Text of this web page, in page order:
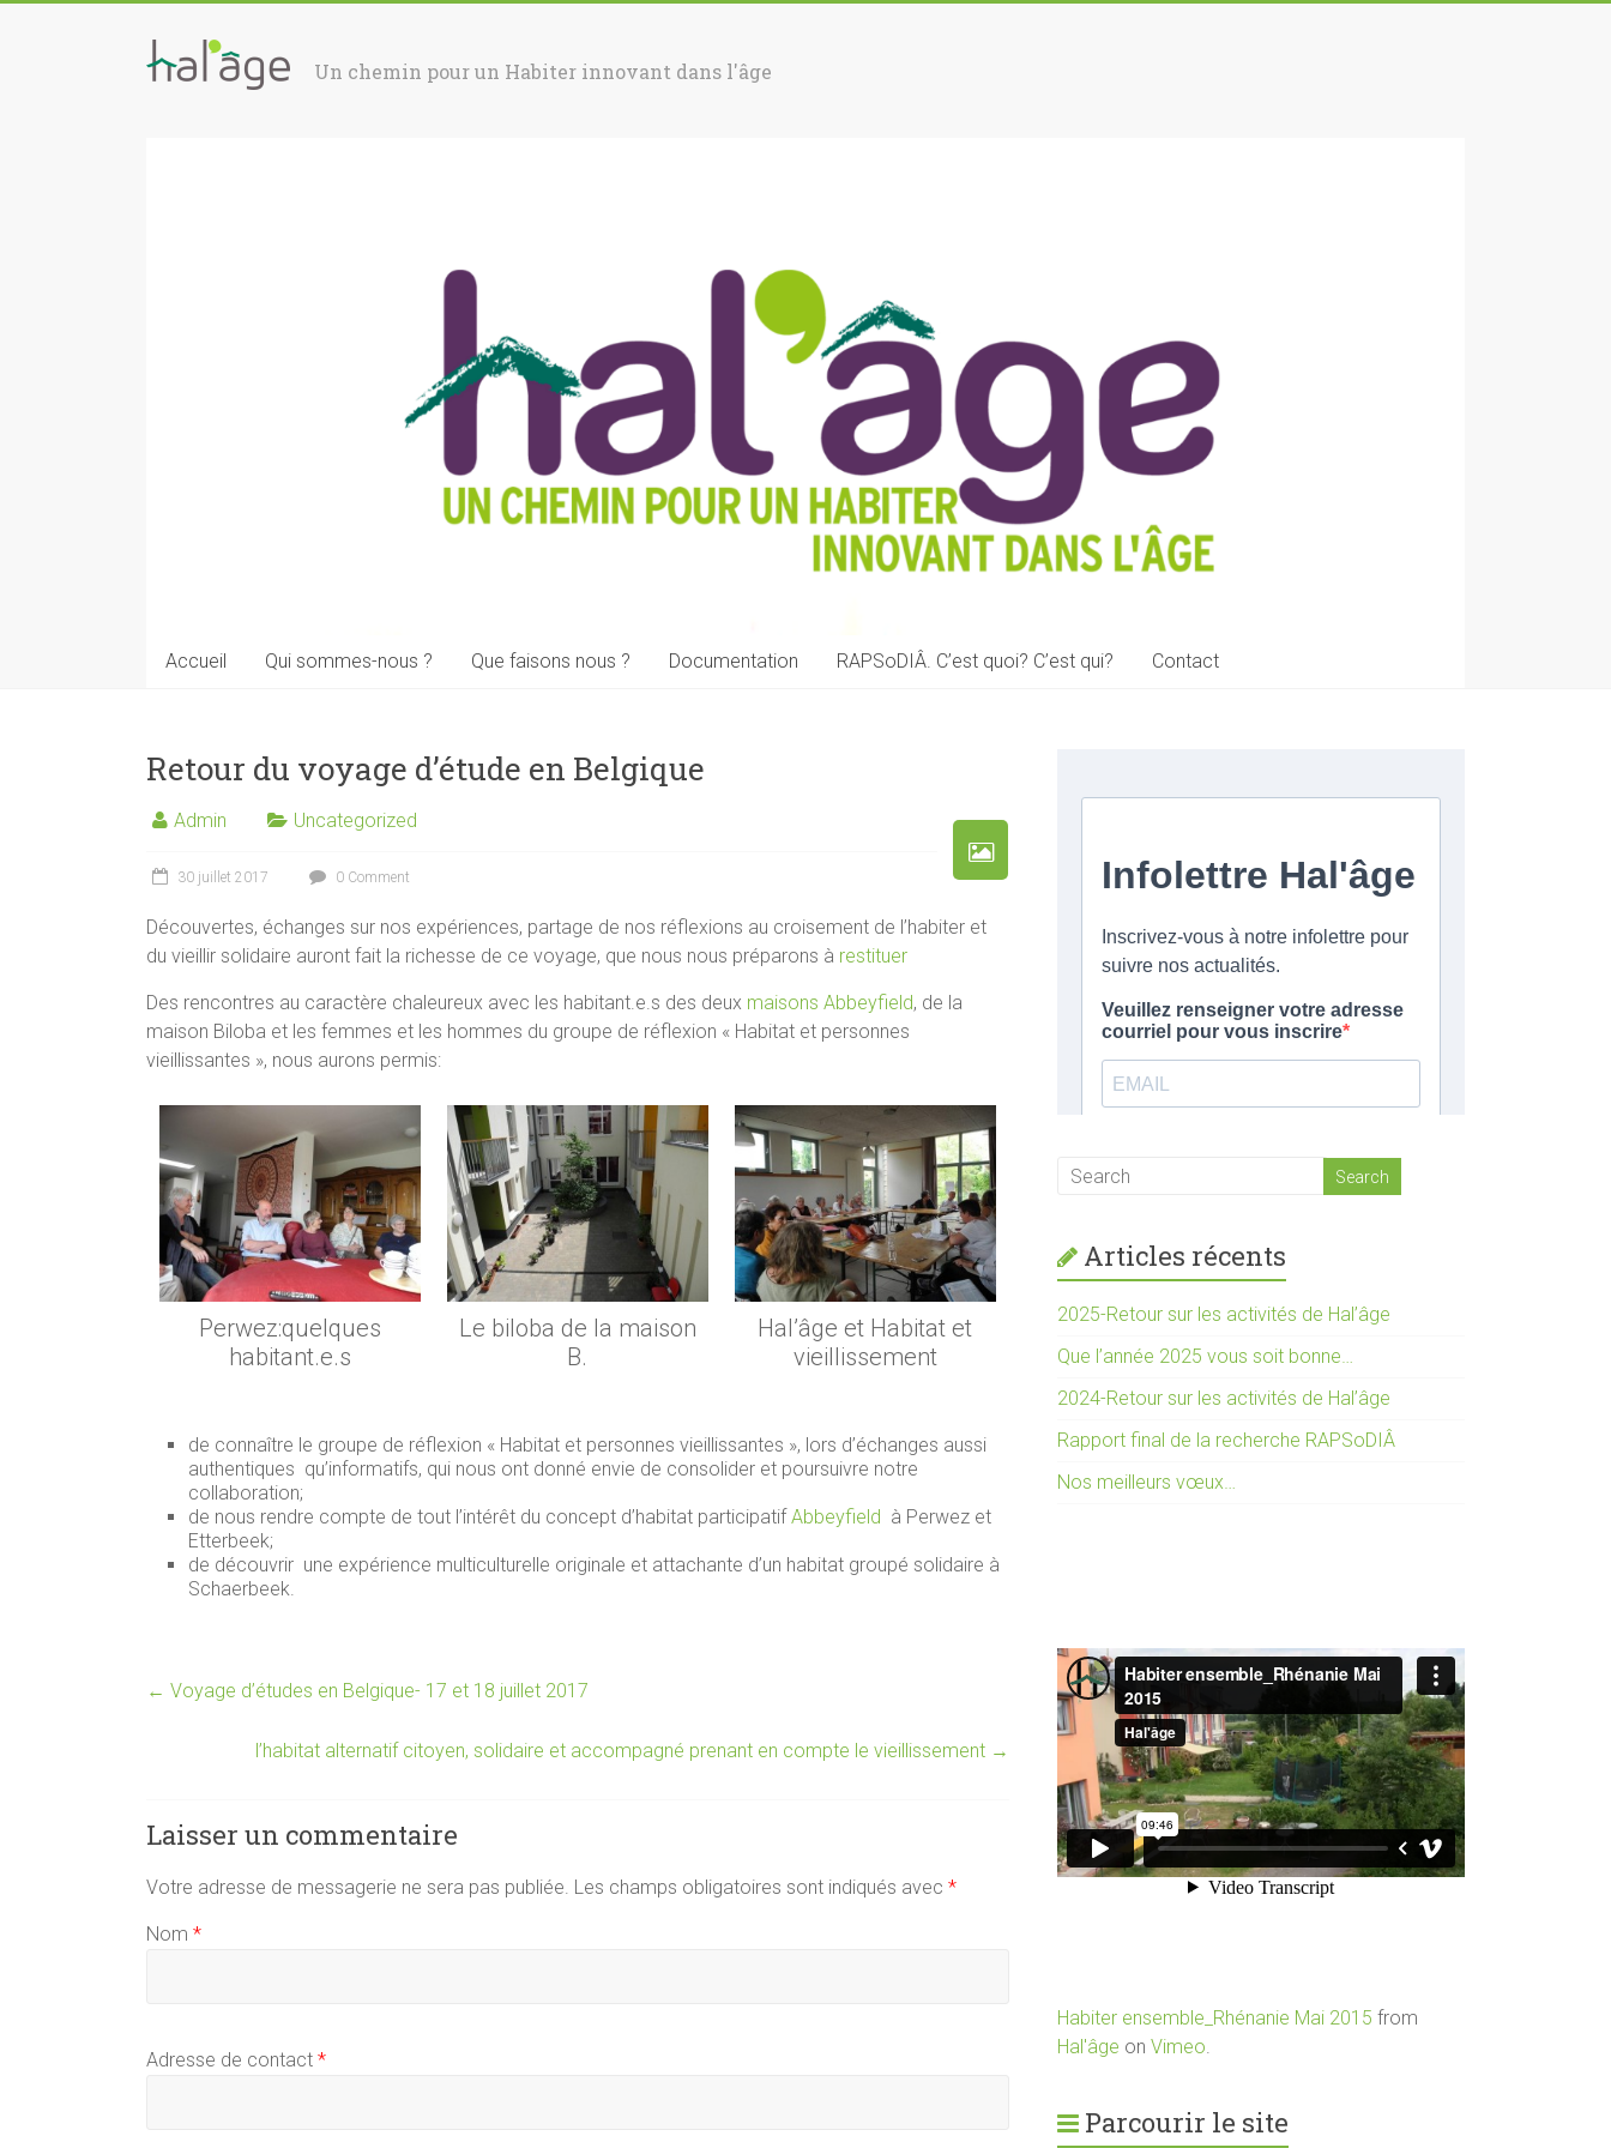
Un chemin pour un Habiter innovant dans l'âge
Accueil Qui sommes-nous ? Que faisons nous ? Documentation RAPSoDIÂ. C’est quoi? C’est qui? Contact
Retour du voyage d’étude en Belgique
Admin Uncategorized
30 juillet 2017 0 Comment
Découvertes, échanges sur nos expériences, partage de nos réflexions au croisement de l’habiter et
du vieillir solidaire auront fait la richesse de ce voyage, que nous nous préparons à restituer
Des rencontres au caractère chaleureux avec les habitant.e.s des deux maisons Abbeyfield, de la
maison Biloba et les femmes et les hommes du groupe de réflexion « Habitat et personnes
vieillissantes », nous aurons permis:
Perwez:quelques
habitant.e.s
Le biloba de la maison
B.
Hal’âge et Habitat et
vieillissement
de connaître le groupe de réflexion « Habitat et personnes vieillissantes », lors d’échanges aussi
authentiques qu’informatifs, qui nous ont donné envie de consolider et poursuivre notre
collaboration;
de nous rendre compte de tout l’intérêt du concept d’habitat participatifAbbeyfield à Perwez et
Etterbeek;
de découvrir une expérience multiculturelle originale et attachante d’un habitat groupé solidaire à
Schaerbeek.
← Voyage d’études en Belgique- 17 et 18 juillet 2017
l’habitat alternatif citoyen, solidaire et accompagné prenant en compte le vieillissement →
Laisser un commentaire
Votre adresse de messagerie ne sera pas publiée. Les champs obligatoires sont indiqués avec *
Nom *
Adresse de contact *
Articles récents
2025-Retour sur les activités de Hal’âge
Que l’année 2025 vous soit bonne…
2024-Retour sur les activités de Hal’âge
Rapport final de la recherche RAPSoDIÂ
Nos meilleurs vœux…
Habiter ensemble_Rhénanie Mai 2015 from
Hal'âge onVimeo.
Parcourir le site